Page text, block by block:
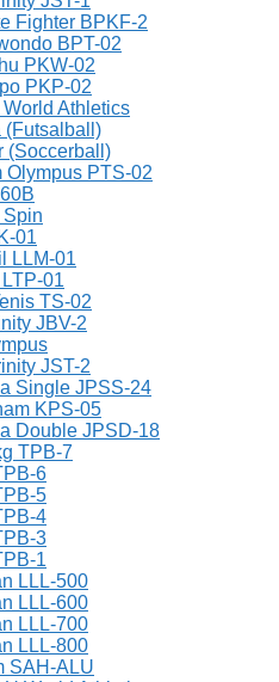
Fighter BPKF-2
BPT-02
PKW-02
PKP-02
Athletics
(Futsalball)
(Soccerball)
Olympus PTS-02
Spin
01
LLM-01
01
TS-02
JBV-2
JST-2
Single JPSS-24
KPS-05
Double JPSD-18
TPB-7
6
5
4
3
1
LLL-500
LLL-600
LLL-700
LLL-800
SAH-ALU